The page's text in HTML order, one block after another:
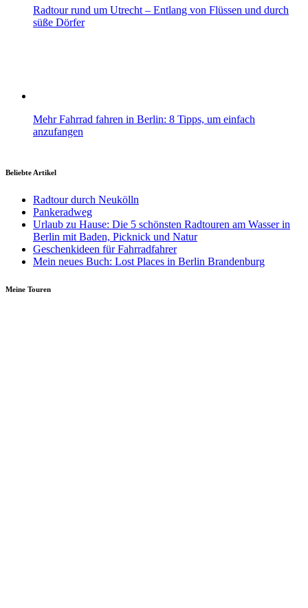
Radtour rund um Utrecht – Entlang von Flüssen und durch
süße Dörfer
Mehr Fahrrad fahren in Berlin: 8 Tipps, um einfach
anzufangen
Beliebte Artikel
Radtour durch Neukölln
Pankeradweg
Urlaub zu Hause: Die 5 schönsten Radtouren am Wasser in
Berlin mit Baden, Picknick und Natur
Geschenkideen für Fahrradfahrer
Mein neues Buch: Lost Places in Berlin Brandenburg
Meine Touren